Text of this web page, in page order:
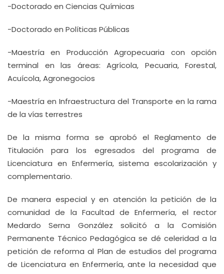
-Doctorado en Ciencias Químicas
-Doctorado en Políticas Públicas
-Maestría en Producción Agropecuaria con opción
terminal en las áreas: Agrícola, Pecuaria, Forestal,
Acuícola, Agronegocios
-Maestría en Infraestructura del Transporte en la rama
de la vías terrestres
De la misma forma se aprobó el Reglamento de
Titulación para los egresados del programa de
Licenciatura en Enfermería, sistema escolarización y
complementario.
De manera especial y en atención la petición de la
comunidad de la Facultad de Enfermería, el rector
Medardo Serna González solicitó a la Comisión
Permanente Técnico Pedagógica se dé celeridad a la
petición de reforma al Plan de estudios del programa
de Licenciatura en Enfermería, ante la necesidad que